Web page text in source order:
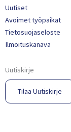
Uutiset
Avoimet työpaikat
Tietosuojaseloste
Ilmoituskanava
Uutiskirje
Tilaa Uutiskirje​